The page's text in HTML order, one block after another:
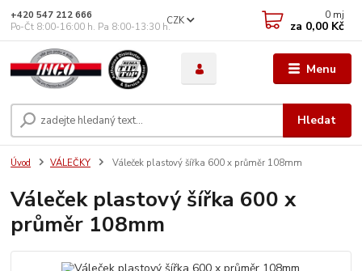
Menu
CZK
Hledat
+420 547 212 666
Po-Čt 8:00-16:00 h. Pa 8:00-13:30 h.
0 mj
za 0,00 Kč
Úvod VÁLEČKY Váleček plastový šířka 600 x průměr 108mm
Váleček plastový šířka 600 x
průměr 108mm